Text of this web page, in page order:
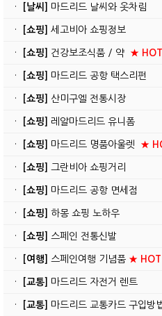
· [날씨] 마드리드 날씨와 옷차림
· [쇼핑] 세고비아 쇼핑정보
· [쇼핑] 건강보조식품 / 약 ★ HOT
· [쇼핑] 마드리드 공항 택스리펀
· [쇼핑] 산미구엘 전통시장
· [쇼핑] 레알마드리드 유니폼
· [쇼핑] 마드리드 명품아울렛 ★
· [쇼핑] 그란비아 쇼핑거리
· [쇼핑] 마드리드 공항 면세점
· [쇼핑] 하몽 쇼핑 노하우
· [쇼핑] 스페인 전통신발
· [여행] 스페인여행 기념품 ★ HOT
· [교통] 마드리드 자전거 렌트
· [교통] 마드리드 교통카드 구입방